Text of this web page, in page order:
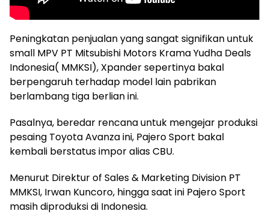
Peningkatan penjualan yang sangat signifikan untuk
small MPV PT Mitsubishi Motors Krama Yudha Deals
Indonesia( MMKSI), Xpander sepertinya bakal
berpengaruh terhadap model lain pabrikan
berlambang tiga berlian ini.
Pasalnya, beredar rencana untuk mengejar produksi
pesaing Toyota Avanza ini, Pajero Sport bakal
kembali berstatus impor alias CBU.
Menurut Direktur of Sales & Marketing Division PT
MMKSI, Irwan Kuncoro, hingga saat ini Pajero Sport
masih diproduksi di Indonesia.